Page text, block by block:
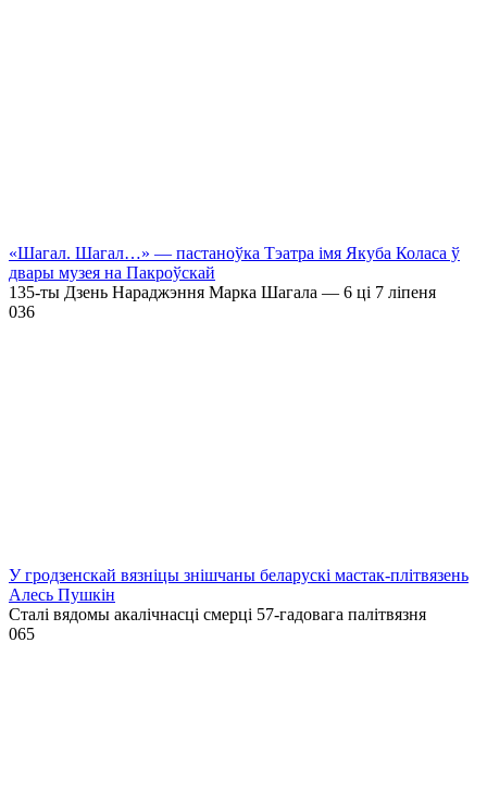
«Шагал. Шагал…» — пастаноўка Тэатра імя Якуба Коласа ў
двары музея на Пакроўскай
135-ты Дзень Нараджэння Марка Шагала — 6 ці 7 ліпеня
036
У гродзенскай вязніцы знішчаны беларускі мастак-плітвязень
Алесь Пушкін
Сталі вядомы акалічнасці смерці 57-гадовага палітвязня
065